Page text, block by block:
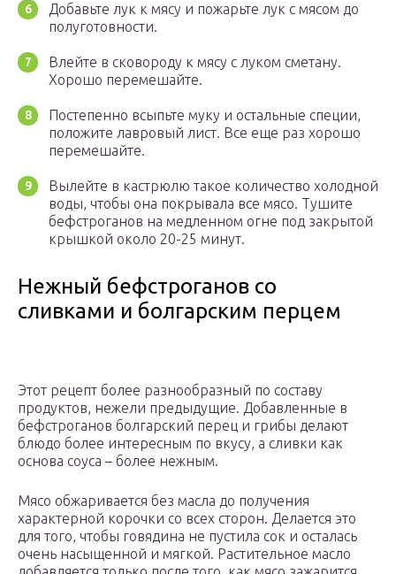
Добавьте лук к мясу и пожарьте лук с мясом до
полуготовности.
Влейте в сковороду к мясу с луком сметану.
Хорошо перемешайте.
Постепенно всыпьте муку и остальные специи,
положите лавровый лист. Все еще раз хорошо
перемешайте.
Вылейте в кастрюлю такое количество холодной
воды, чтобы она покрывала все мясо. Тушите
бефстроганов на медленном огне под закрытой
крышкой около 20-25 минут.
Нежный бефстроганов со
сливками и болгарским перцем
Этот рецепт более разнообразный по составу
продуктов, нежели предыдущие. Добавленные в
бефстроганов болгарский перец и грибы делают
блюдо более интересным по вкусу, а сливки как
основа соуса – более нежным.
Мясо обжаривается без масла до получения
характерной корочки со всех сторон. Делается это
для того, чтобы говядина не пустила сок и осталась
очень насыщенной и мягкой. Растительное масло